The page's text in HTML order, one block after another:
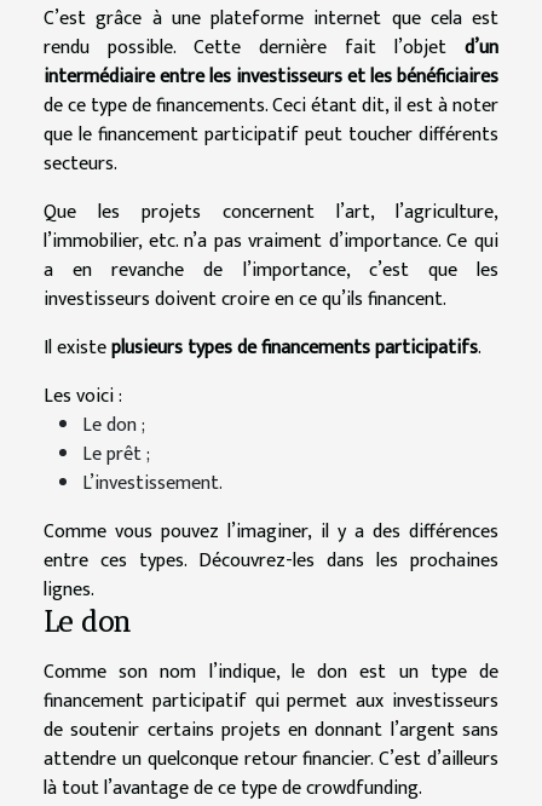
C’est grâce à une plateforme internet que cela est
rendu possible. Cette dernière fait l’objet d’un
intermédiaire entre les investisseurs et les bénéficiaires
de ce type de financements. Ceci étant dit, il est à noter
que le financement participatif peut toucher différents
secteurs.
Que les projets concernent l’art, l’agriculture,
l’immobilier, etc. n’a pas vraiment d’importance. Ce qui
a en revanche de l’importance, c’est que les
investisseurs doivent croire en ce qu’ils financent.
Il existeplusieurs types de financements participatifs.
Les voici :
Le don ;
Le prêt ;
L’investissement.
Comme vous pouvez l’imaginer, il y a des différences
entre ces types. Découvrez-les dans les prochaines
lignes.
Le don
Comme son nom l’indique, le don est un type de
financement participatif qui permet aux investisseurs
de soutenir certains projets en donnant l’argent sans
attendre un quelconque retour financier. C’est d’ailleurs
là tout l’avantage de ce type de crowdfunding.